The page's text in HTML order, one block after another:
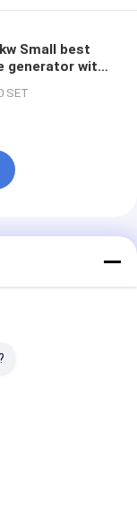
Small best
generator with
SET